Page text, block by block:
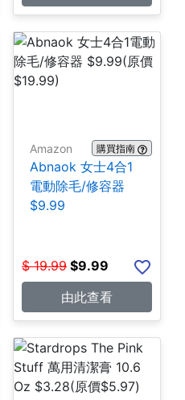
Amazon 購買指南
Abnaok 女士4合1
電動除毛/修容器
$9.99
$ 19.99 $9.99
由此查看